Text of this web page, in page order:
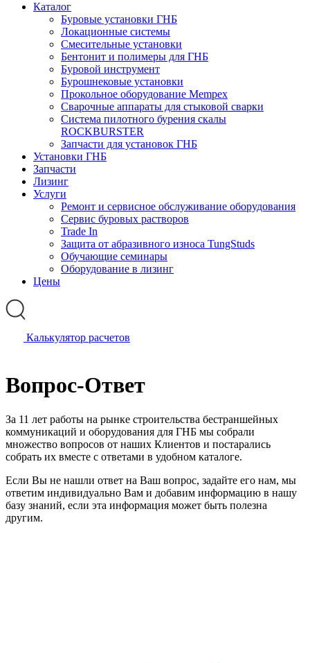
Каталог
Буровые установки ГНБ
Локационные системы
Смесительные установки
Бентонит и полимеры для ГНБ
Буровой инструмент
Бурошнековые установки
Прокольное оборудование Mempex
Сварочные аппараты для стыковой сварки
Система пилотного бурения скалы
ROCKBURSTER
Запчасти для установок ГНБ
Установки ГНБ
Запчасти
Лизинг
Услуги
Ремонт и сервисное обслуживание оборудования
Сервис буровых растворов
Trade In
Защита от абразивного износа TungStuds
Обучающие семинары
Оборудование в лизинг
Цены
Калькулятор расчетов
Вопрос-Ответ
За 11 лет работы на рынке строительства бестраншейных
коммуникаций и оборудования для ГНБ мы собрали
множество вопросов от наших Клиентов и постарались
собрать их вместе с ответами в удобном каталоге.
Если Вы не нашли ответ на Ваш вопрос, задайте его нам, мы
ответим индивидуально Вам и добавим информацию в нашу
базу знаний, если эта информация может быть полезна
другим.